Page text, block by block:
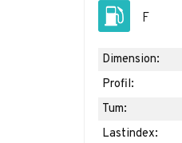
F
Dimension:
Profil:
Tum:
Lastindex: